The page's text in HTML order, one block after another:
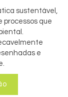
sustentável,
processos que
e